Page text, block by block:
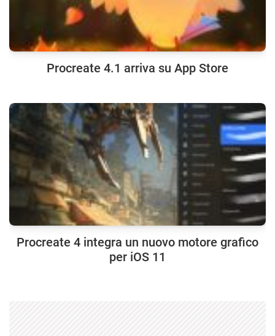
Procreate 4.1 arriva su App Store
Procreate 4 integra un nuovo motore grafico
per iOS 11